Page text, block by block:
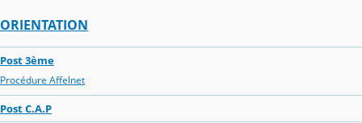
ORIENTATION
Post 3ème
Procédure Affelnet
Post C.A.P